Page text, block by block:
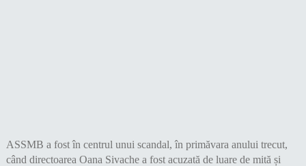
ASSMB a fost în centrul unui scandal, în primăvara anului trecut,
când directoarea Oana Sivache a fost acuzată de luare de mită și